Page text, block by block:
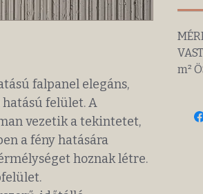
falpanel elegáns,
felület. A
vezetik a tekintetet,
a fény hatására
hoznak létre.
m²